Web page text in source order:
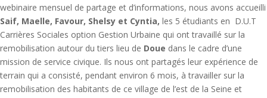
webinaire mensuel de partage et d’informations, nous avons accueilli
Saif, Maelle, Favour, Shelsy et Cyntia, les 5 étudiants en D.U.T
Carrières Sociales option Gestion Urbaine qui ont travaillé sur la
remobilisation autour du tiers lieu de Doue dans le cadre d’une
mission de service civique. Ils nous ont partagés leur expérience de
terrain qui a consisté, pendant environ 6 mois, à travailler sur la
remobilisation des habitants de ce village de l’est de la Seine et